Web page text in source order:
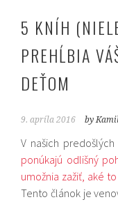
5 KNÍH
PREHĹBIA
DEŤOM
9. apríla 2016 by
V našich
ponúkajú odlišný
umožnia zažiť, aké
Tento článok je